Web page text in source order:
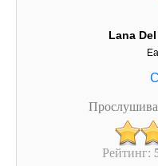
Lana
Рейтинг: